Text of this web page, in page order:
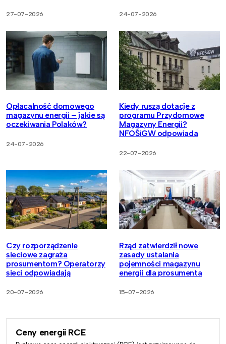
27-07-2026 24-07-2026
Opłacalność domowego
magazynu energii – jakie są
oczekiwania Polaków?
24-07-2026
Kiedy ruszą dotacje z
programu Przydomowe
Magazyny Energii?
NFOŚiGW odpowiada
22-07-2026
Czy rozporządzenie
sieciowe zagraża
prosumentom? Operatorzy
sieci odpowiadają
20-07-2026
Rząd zatwierdził nowe
zasady ustalania
pojemności magazynu
energii dla prosumenta
15-07-2026
Ceny energii RCE